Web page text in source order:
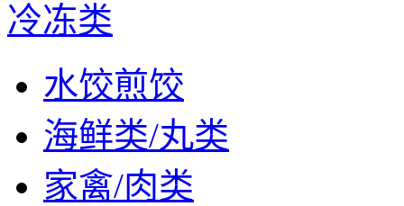
冷冻类
水饺煎饺
海鲜类/丸类
家禽/肉类